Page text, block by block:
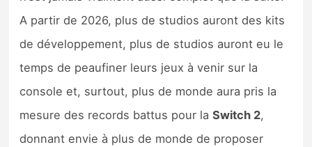
Sorties de jeux
Bons plans
Guides
A partir de 2026, plus de studios auront des kits
de développement, plus de studios auront eu le
temps de peaufiner leurs jeux à venir sur la
console et, surtout, plus de monde aura pris la
mesure des records battus pour laSwitch 2,
donnant envie à plus de monde de proposer